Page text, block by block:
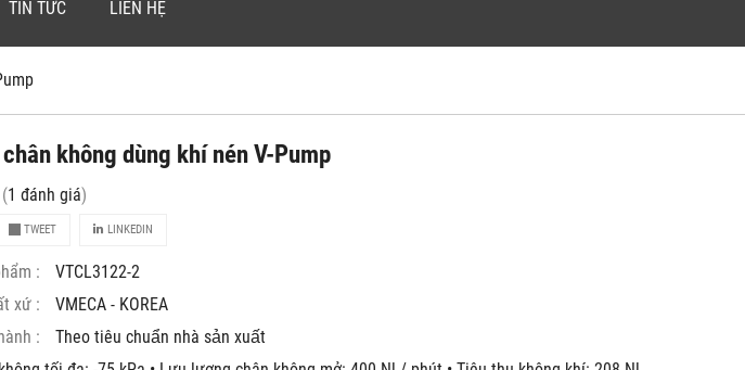
TIN TỨC LIÊN HỆ
không dùng khí nén V-Pump
(1đánh giá)
TWEET LINKEDIN
:
VTCL3122-2
xứ :
VMECA - KOREA
:
Theo tiêu chuẩn nhà sản xuất